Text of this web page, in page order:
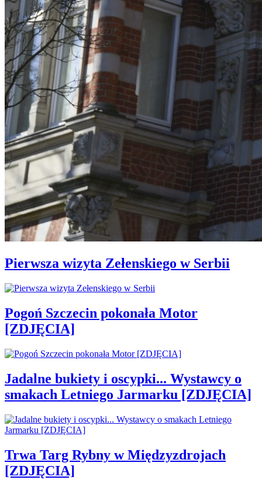
Pierwsza wizyta Zełenskiego w Serbii
Pogoń Szczecin pokonała Motor
[ZDJĘCIA]
Jadalne bukiety i oscypki... Wystawcy o
smakach Letniego Jarmarku [ZDJĘCIA]
Trwa Targ Rybny w Międzyzdrojach
[ZDJĘCIA]